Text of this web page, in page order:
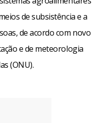
de subsistência e a
de acordo com novo
e de meteorologia
(ONU).